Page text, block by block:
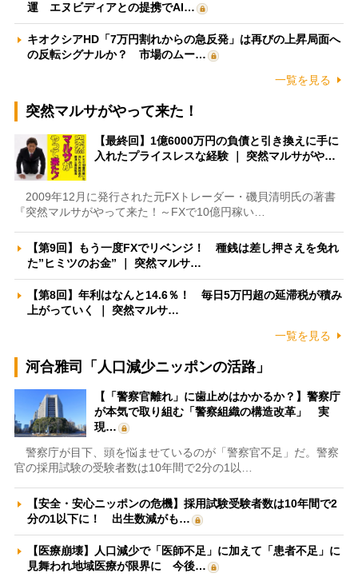
運 エヌビディアとの提携でAI…
キオクシアHD「7万円割れからの急反発」は再びの上昇局面へ
の反転シグナルか？ 市場のムー…
一覧を見る
突然マルサがやって来た！
【最終回】1億6000万円の負債と引き換えに手に
入れたプライスレスな経験 ｜ 突然マルサがや…
2009年12月に発行された元FXトレーダー・磯貝清明氏の著書
『突然マルサがやって来た！～FXで10億円稼い…
【第9回】もう一度FXでリベンジ！ 種銭は差し押さえを免れ
た”ヒミツのお金” ｜ 突然マルサ…
【第8回】年利はなんと14.6％！ 毎日5万円超の延滞税が積み
上がっていく ｜ 突然マルサ…
一覧を見る
河合雅司「人口減少ニッポンの活路」
【「警察官離れ」に歯止めはかかるか？】警察庁
が本気で取り組む「警察組織の構造改革」 実
現…
警察庁が目下、頭を悩ませているのが「警察官不足」だ。警察
官の採用試験の受験者数は10年間で2分の1以…
【安全・安心ニッポンの危機】採用試験受験者数は10年間で2
分の1以下に！ 出生数減がも…
【医療崩壊】人口減少で「医師不足」に加えて「患者不足」に
見舞われ地域医療が限界に 今後…